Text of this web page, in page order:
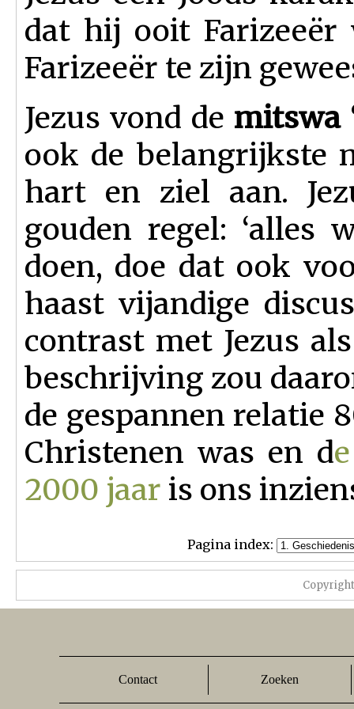
dat hij ooit Farizeeër
Farizeeër te zijn
Jezus vond de mitswa
ook de belangrijkste
hart en ziel aan.
gouden regel:
doen, doe dat ook
haast vijandige
contrast met Jezus
beschrijving zou
de gespannen relatie
Christenen was en d
2000 jaar is ons
Pagina index:
Contact Zoeken